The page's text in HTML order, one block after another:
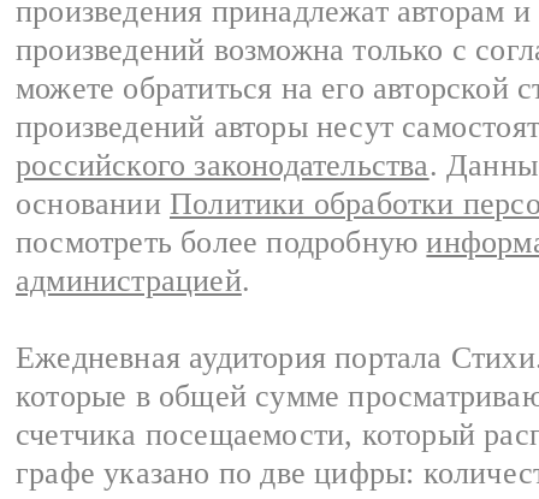
произведения принадлежат авторам
произведений возможна только с
можете обратиться на его авторской
произведений авторы несут
российского законодательства.
основании Политики обработки
посмотреть более подробную
администрацией.
Ежедневная аудитория портала
которые в общей сумме
счетчика посещаемости, который
графе указано по две цифры: